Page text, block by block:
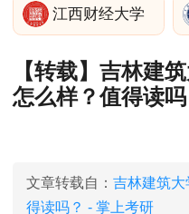
考试真题
报考经验
MEM工程管理
院校库 考试报名 招生
MPA公共管理
江西财经大学
【转载】吉林建
怎么样？值得读吗
文章转载自： 吉林建筑
得读吗？ - 掌上考研